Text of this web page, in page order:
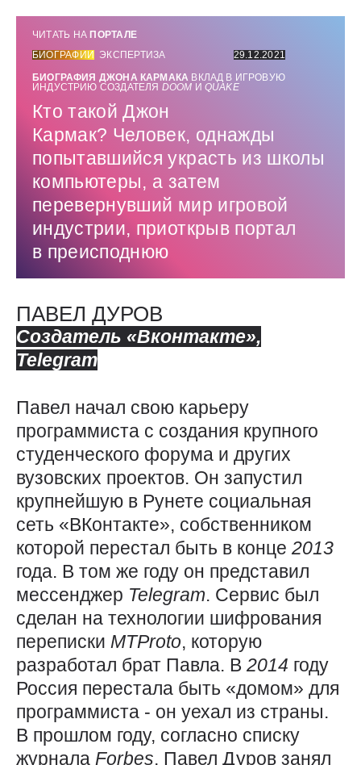
ЧИТАТЬ НАПОРТАЛЕ
БИОГРАФИИ ЭКСПЕРТИЗА
29.12.2021
БИОГРАФИЯ ДЖОНА КАРМАКА ВКЛАД В ИГРОВУЮ
ИНДУСТРИЮ СОЗДАТЕЛЯ DOOM И QUAKE
Кто такой Джон
Кармак? Человек, однажды
попытавшийся украсть из школы
компьютеры, а затем
перевернувший мир игровой
индустрии, приоткрыв портал
в преисподнюю
ПАВЕЛ ДУРОВ
Создатель «Вконтакте»,
Telegram
Павел начал свою карьеру
программиста с создания крупного
студенческого форума и других
вузовских проектов. Он запустил
крупнейшую в Рунете социальная
сеть «ВКонтакте», собственником
которой перестал быть в конце 2013
года. В том же году он представил
мессенджер Telegram. Сервис был
сделан на технологии шифрования
переписки MTProto, которую
разработал брат Павла. В 2014 году
Россия перестала быть «домом» для
программиста - он уехал из страны.
В прошлом году, согласно списку
журнала Forbes, Павел Дуров занял